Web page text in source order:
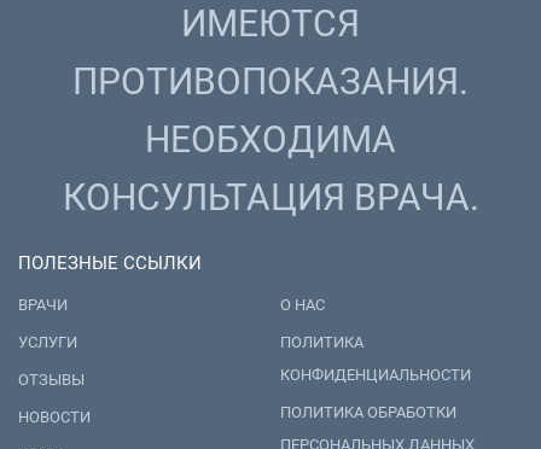
ИМЕЮТСЯ
ПРОТИВОПОКАЗАНИЯ.
НЕОБХОДИМА
КОНСУЛЬТАЦИЯ ВРАЧА.
ПОЛЕЗНЫЕ ССЫЛКИ
ВРАЧИ
УСЛУГИ
ОТЗЫВЫ
НОВОСТИ
О НАС
ПОЛИТИКА
КОНФИДЕНЦИАЛЬНОСТИ
ПОЛИТИКА ОБРАБОТКИ
ПЕРСОНАЛЬНЫХ ДАННЫХ